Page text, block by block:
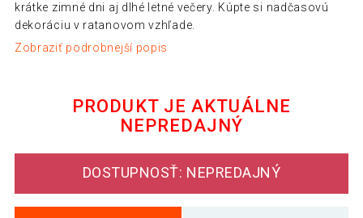
krátke zimné dni aj dlhé letné večery. Kúpte si nadčasovú
dekoráciu v ratanovom vzhľade.
Zobraziť podrobnejší popis
PRODUKT JE AKTUÁLNE
NEPREDAJNÝ
DOSTUPNOSŤ: NEPREDAJNÝ